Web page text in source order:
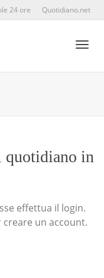
24 ore Quotidiano.net
quotidiano in
effettua il login.
creare un account.